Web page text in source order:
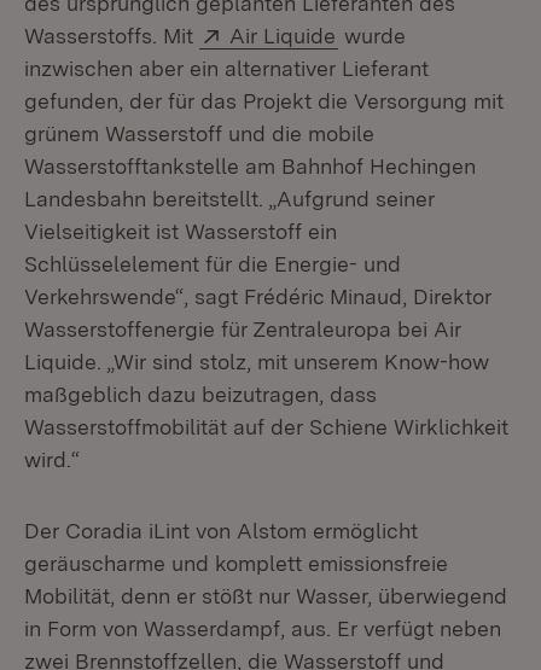
Wasserstoffs. Mit
Extern:
Air Liquide (Öffnet in neuem
wurde
inzwischen aber ein alternativer Lieferant
gefunden, der für das Projekt die Versorgung mit
grünem Wasserstoff und die mobile
Wasserstofftankstelle am Bahnhof Hechingen
Landesbahn bereitstellt. „Aufgrund seiner
Vielseitigkeit ist Wasserstoff ein
Schlüsselelement für die Energie- und
Verkehrswende“, sagt Frédéric Minaud, Direktor
Wasserstoffenergie für Zentraleuropa bei Air
Liquide. „Wir sind stolz, mit unserem Know-how
maßgeblich dazu beizutragen, dass
Wasserstoffmobilität auf der Schiene Wirklichkeit
wird.“
Der Coradia iLint von Alstom ermöglicht
geräuscharme und komplett emissionsfreie
Mobilität, denn er stößt nur Wasser, überwiegend
in Form von Wasserdampf, aus. Er verfügt neben
zwei Brennstoffzellen, die Wasserstoff und